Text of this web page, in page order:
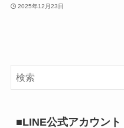
2025年12月23日
■LINE公式アカウント